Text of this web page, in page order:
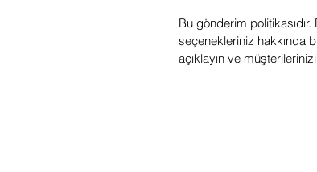
Bu gönderim
seçenekleriniz hakkında
açıklayın ve